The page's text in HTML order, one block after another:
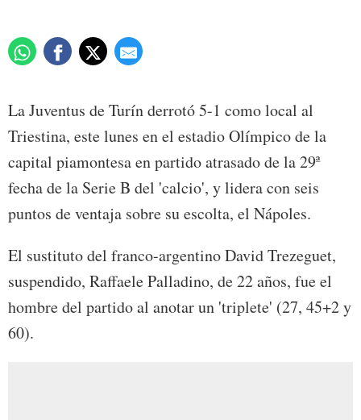
La Juventus de Turín derrotó 5-1 como local al
Triestina, este lunes en el estadio Olímpico de la
capital piamontesa en partido atrasado de la 29ª
fecha de la Serie B del 'calcio', y lidera con seis
puntos de ventaja sobre su escolta, el Nápoles.
El sustituto del franco-argentino David Trezeguet,
suspendido, Raffaele Palladino, de 22 años, fue el
hombre del partido al anotar un 'triplete' (27, 45+2 y
60).